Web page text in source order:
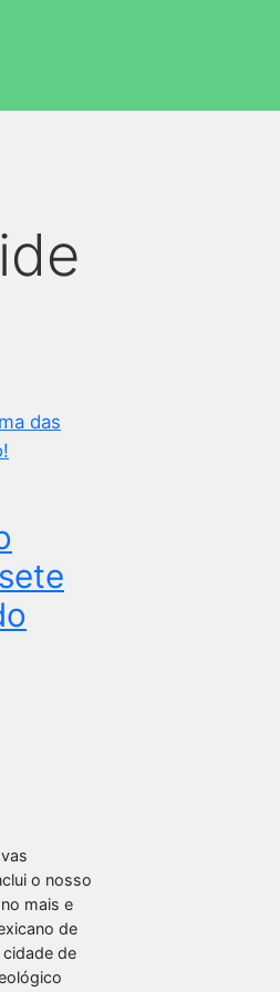
o nosso
mais e
de
cidade de